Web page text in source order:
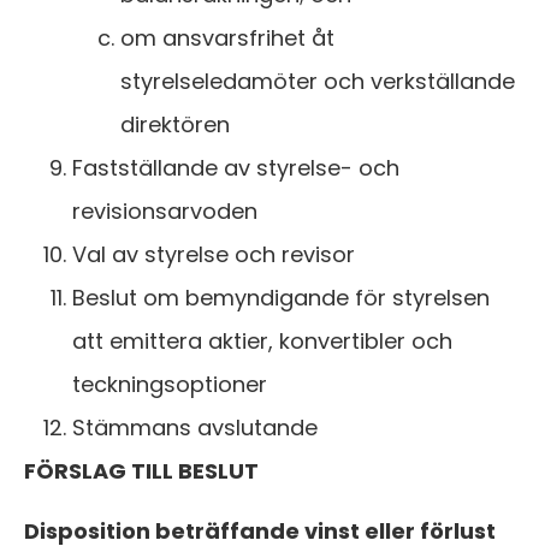
om ansvarsfrihet åt
styrelseledamöter och verkställande
direktören
Fastställande av styrelse- och
revisionsarvoden
Val av styrelse och revisor
Beslut om bemyndigande för styrelsen
att emittera aktier, konvertibler och
teckningsoptioner
Stämmans avslutande
FÖRSLAG TILL BESLUT
Disposition beträffande vinst eller förlust